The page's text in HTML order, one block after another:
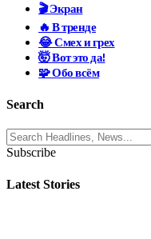
🎬 Экран
🔥 В тренде
😂 Смех и грех
🤯 Вот это да!
🧩 Обо всём
Search
Subscribe
Latest Stories